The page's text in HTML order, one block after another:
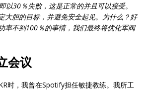
以30％失败，这是正常的并且可以接受。
大胆的目标，并避免安全起见。为什么？好
率不到100％的事情，我们最终将优化军阀
会议
时，我曾在Spotify担任敏捷教练。我所工